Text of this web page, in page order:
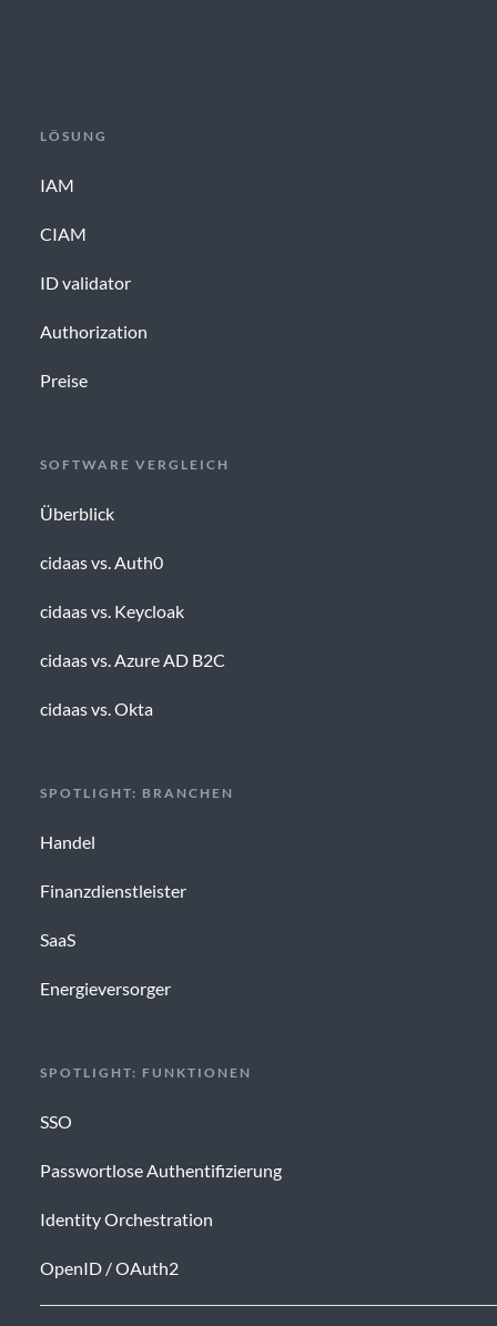
LÖSUNG
IAM
CIAM
ID validator
Authorization
Preise
SOFTWARE VERGLEICH
Überblick
cidaas vs. Auth0
cidaas vs. Keycloak
cidaas vs. Azure AD B2C
cidaas vs. Okta
SPOTLIGHT: BRANCHEN
Handel
Finanzdienstleister
SaaS
Energieversorger
SPOTLIGHT: FUNKTIONEN
SSO
Passwortlose Authentifizierung
Identity Orchestration
OpenID / OAuth2